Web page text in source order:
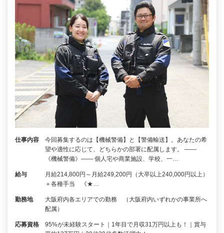
仕事内容
今回募集するのは【機械警備】と【警備輸送】。あなたの希
望や適性に応じて、どちらかの部署に配属します。 ――
《機械警備》―― 個人宅や商業施設、学校、一…
給与
月給214,800円～月給249,200円（大卒以上240,000円以上）
＋各種手当 《★…
勤務地
大阪府内各エリアでの勤務 （大阪府内いずれかの事業所へ
配属）
応募資格
95%が未経験スタート｜1年目で月収31万円以上も！｜賞与